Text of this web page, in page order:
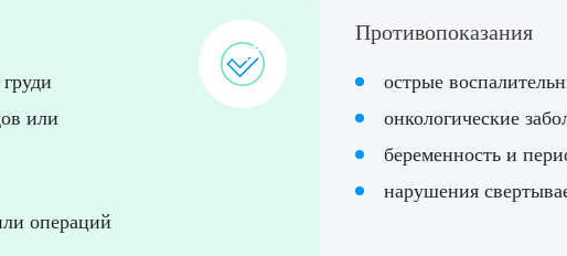
или
операций
Противопоказания
острые
онкологические
беременность и
нарушения
Я даю согласие наобработку персональных